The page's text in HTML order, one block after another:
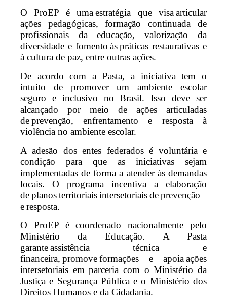
O ProEP é uma estratégia que visa articular
ações pedagógicas, formação continuada de
profissionais da educação, valorização da
diversidade e fomento às práticas restaurativas e
à cultura de paz, entre outras ações.
De acordo com a Pasta, a iniciativa tem o
intuito de promover um ambiente escolar
seguro e inclusivo no Brasil. Isso deve ser
alcançado por meio de ações articuladas
de prevenção, enfrentamento e resposta à
violência no ambiente escolar.
A adesão dos entes federados é voluntária e
condição para que as iniciativas sejam
implementadas de forma a atender às demandas
locais. O programa incentiva a elaboração
de planos territoriais intersetoriais de prevenção
e resposta.
O ProEP é coordenado nacionalmente pelo
Ministério da Educação. A Pasta
garante assistência técnica e
financeira, promove formações e apoia ações
intersetoriais em parceria com o Ministério da
Justiça e Segurança Pública e o Ministério dos
Direitos Humanos e da Cidadania.